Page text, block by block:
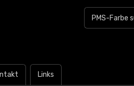
Links